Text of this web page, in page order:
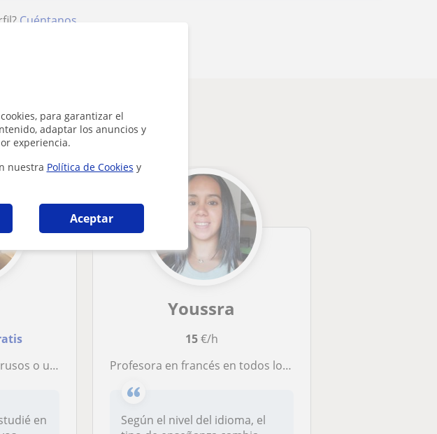
para garantizar el
adaptar los anuncios y
experiencia.
nuestra Política de Cookies y
Aceptar
Cuéntanos
del español o el francés
en
Youssra
15€/h
Profesora en francés en todos los niveles hasta B2
Según el nivel del idioma, el